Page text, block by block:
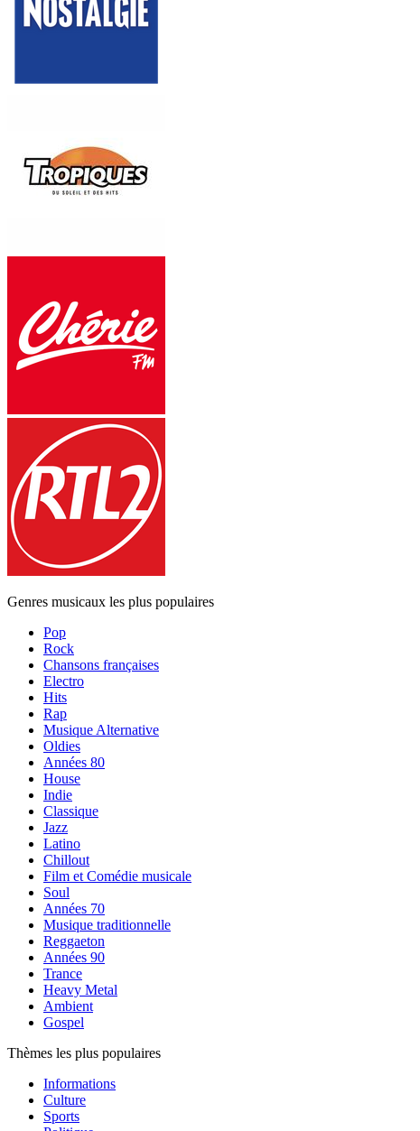
Genres musicaux les plus populaires
Pop
Rock
Chansons françaises
Electro
Hits
Rap
Musique Alternative
Oldies
Années 80
House
Indie
Classique
Jazz
Latino
Chillout
Film et Comédie musicale
Soul
Années 70
Musique traditionnelle
Reggaeton
Années 90
Trance
Heavy Metal
Ambient
Gospel
Thèmes les plus populaires
Informations
Culture
Sports